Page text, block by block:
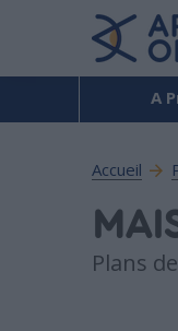
A
Accueil
Plans